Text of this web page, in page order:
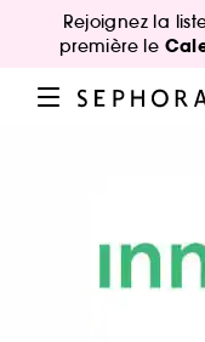
Rejoignez la
première le